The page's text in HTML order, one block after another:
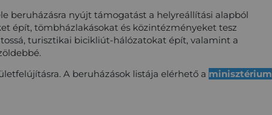
beruházásra nyújt támogatást a helyreállítási alapból
épít, tömbházlakásokat és közintézményeket tesz
turisztikai bicikliút-hálózatokat épít, valamint a
A beruházások listája elérhető a minisztérium